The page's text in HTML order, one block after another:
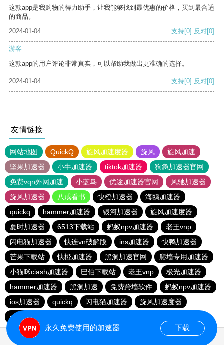
这款app是我购物的得力助手，让我能够找到最优惠的价格，买到最合适
的商品。
2024-01-04
支持[0] 反对[0]
游客
这款app的用户评论非常真实，可以帮助我做出更准确的选择。
2024-01-04 支持[0] 反对[0]
友情链接
网站地图 QuickQ 旋风加速度器 旋风
旋风加速
坚果加速器
小牛加速器 tiktok加速器
狗急加速器官网
免费vqn外网加速
小蓝鸟 优途加速器官网
风驰加速器
旋风加速器
八戒看书 快橙加速器
海鸥加速器
quickq
hammer加速器 银河加速器
旋风加速度器
夏时加速器
6513下载站 蚂蚁npv加速器
老王vnp
闪电猫加速器
快连vn破解版 ins加速器
快鸭加速器
芒果下载站
快橙加速器 黑洞加速官网
爬墙专用加速器
小猫咪ciash加速器
巴伯下载站 老王vnp
极光加速器
hammer加速器
黑洞加速 免费跨墙软件
蚂蚁npv加速器
ios加速器
quickq 闪电猫加速器
旋风加速度器
一元机场
永久免费使用的加速器 下载